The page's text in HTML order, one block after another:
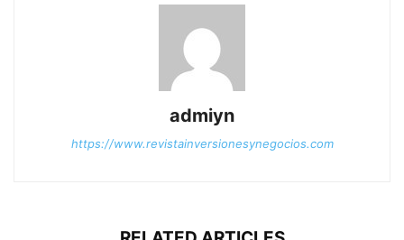
admiyn
https://www.revistainversionesynegocios.com